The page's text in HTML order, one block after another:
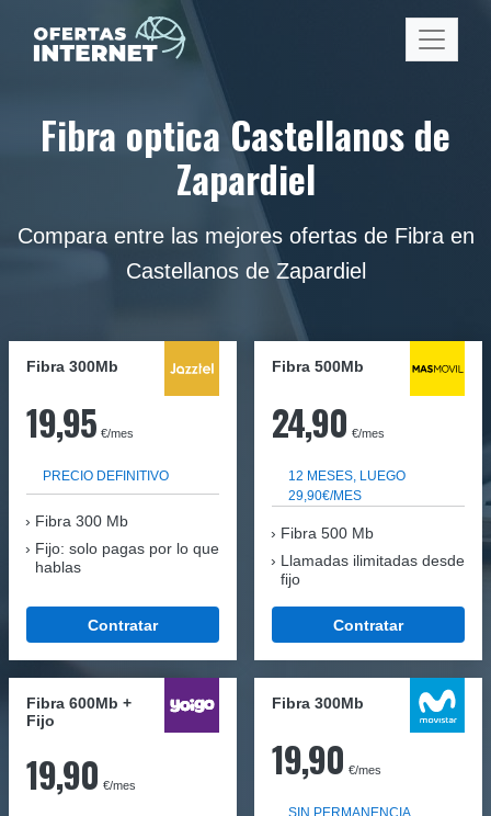
Fibra optica Castellanos de
Zapardiel
Compara entre las mejores ofertas de Fibra en
Castellanos de Zapardiel
Fibra 300Mb
19,95 €/mes
PRECIO DEFINITIVO
Fibra 300 Mb
Fijo: solo pagas por lo que
hablas
Contratar
Fibra 500Mb
24,90 €/mes
12 MESES, LUEGO
29,90€/MES
Fibra 500 Mb
Llamadas ilimitadas desde
fijo
Contratar
Fibra 600Mb +
Fijo
19,90 €/mes
Fibra 300Mb
19,90 €/mes
SIN PERMANENCIA